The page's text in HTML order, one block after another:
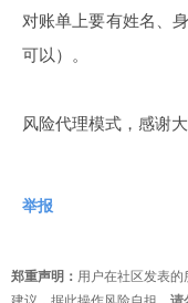
对账单上要有姓名、
可以）。
风险代理模式，感谢
举报
郑重声明： 用户在社区发表